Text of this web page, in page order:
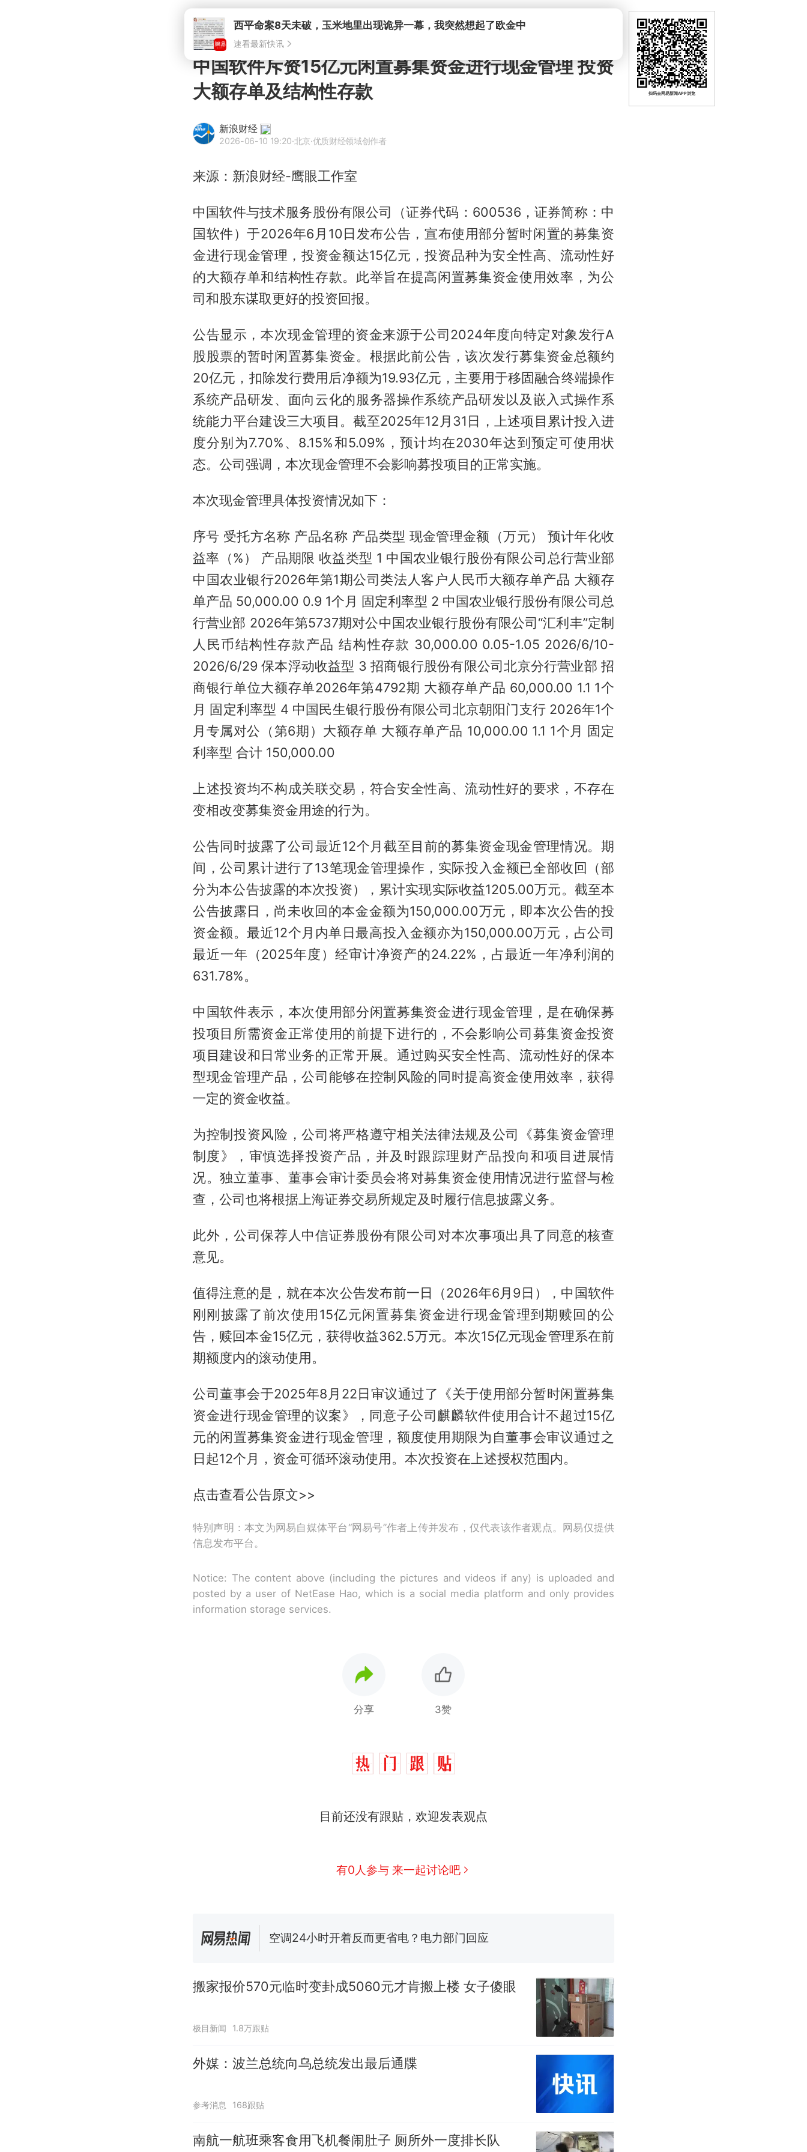
中国软件斥资15亿元闲置募集资金进行现金管理 投资
大额存单及结构性存款
新浪财经
2026-06-10 19:20·北京·优质财经领域创作者
来源：新浪财经-鹰眼工作室
中国软件与技术服务股份有限公司（证券代码：600536，证券简称：中
国软件）于2026年6月10日发布公告，宣布使用部分暂时闲置的募集资
金进行现金管理，投资金额达15亿元，投资品种为安全性高、流动性好
的大额存单和结构性存款。此举旨在提高闲置募集资金使用效率，为公
司和股东谋取更好的投资回报。
公告显示，本次现金管理的资金来源于公司2024年度向特定对象发行A
股股票的暂时闲置募集资金。根据此前公告，该次发行募集资金总额约
20亿元，扣除发行费用后净额为19.93亿元，主要用于移固融合终端操作
系统产品研发、面向云化的服务器操作系统产品研发以及嵌入式操作系
统能力平台建设三大项目。截至2025年12月31日，上述项目累计投入进
度分别为7.70%、8.15%和5.09%，预计均在2030年达到预定可使用状
态。公司强调，本次现金管理不会影响募投项目的正常实施。
本次现金管理具体投资情况如下：
序号 受托方名称 产品名称 产品类型 现金管理金额（万元） 预计年化收
益率（%） 产品期限 收益类型 1 中国农业银行股份有限公司总行营业部
中国农业银行2026年第1期公司类法人客户人民币大额存单产品 大额存
单产品 50,000.00 0.9 1个月 固定利率型 2 中国农业银行股份有限公司总
行营业部 2026年第5737期对公中国农业银行股份有限公司“汇利丰”定制
人民币结构性存款产品 结构性存款 30,000.00 0.05-1.05 2026/6/10-
2026/6/29 保本浮动收益型 3 招商银行股份有限公司北京分行营业部 招
商银行单位大额存单2026年第4792期 大额存单产品 60,000.00 1.1 1个
月 固定利率型 4 中国民生银行股份有限公司北京朝阳门支行 2026年1个
月专属对公（第6期）大额存单 大额存单产品 10,000.00 1.1 1个月 固定
利率型 合计 150,000.00
上述投资均不构成关联交易，符合安全性高、流动性好的要求，不存在
变相改变募集资金用途的行为。
公告同时披露了公司最近12个月截至目前的募集资金现金管理情况。期
间，公司累计进行了13笔现金管理操作，实际投入金额已全部收回（部
分为本公告披露的本次投资），累计实现实际收益1205.00万元。截至本
公告披露日，尚未收回的本金金额为150,000.00万元，即本次公告的投
资金额。最近12个月内单日最高投入金额亦为150,000.00万元，占公司
最近一年（2025年度）经审计净资产的24.22%，占最近一年净利润的
631.78%。
中国软件表示，本次使用部分闲置募集资金进行现金管理，是在确保募
投项目所需资金正常使用的前提下进行的，不会影响公司募集资金投资
项目建设和日常业务的正常开展。通过购买安全性高、流动性好的保本
型现金管理产品，公司能够在控制风险的同时提高资金使用效率，获得
一定的资金收益。
为控制投资风险，公司将严格遵守相关法律法规及公司《募集资金管理
制度》，审慎选择投资产品，并及时跟踪理财产品投向和项目进展情
况。独立董事、董事会审计委员会将对募集资金使用情况进行监督与检
查，公司也将根据上海证券交易所规定及时履行信息披露义务。
此外，公司保荐人中信证券股份有限公司对本次事项出具了同意的核查
意见。
值得注意的是，就在本次公告发布前一日（2026年6月9日），中国软件
刚刚披露了前次使用15亿元闲置募集资金进行现金管理到期赎回的公
告，赎回本金15亿元，获得收益362.5万元。本次15亿元现金管理系在前
期额度内的滚动使用。
公司董事会于2025年8月22日审议通过了《关于使用部分暂时闲置募集
资金进行现金管理的议案》，同意子公司麒麟软件使用合计不超过15亿
元的闲置募集资金进行现金管理，额度使用期限为自董事会审议通过之
日起12个月，资金可循环滚动使用。本次投资在上述授权范围内。
点击查看公告原文>>
特别声明：本文为网易自媒体平台“网易号”作者上传并发布，仅代表该作者观点。网易仅提供
信息发布平台。
Notice: The content above (including the pictures and videos if any) is uploaded and
posted by a user of NetEase Hao, which is a social media platform and only provides
information storage services.
分享 3赞
目前还没有跟贴，欢迎发表观点
有0人参与 来一起讨论吧
搬家报价570元，搬到楼下交5060元才肯搬上楼！女子傻眼
空调24小时开着反而更省电？电力部门回应
南航一航班疑向乘客发放西梅汁，致多名乘客在飞行途中排队上厕
所！乘客：机上100多人只有2个厕所；客服回应：并非每架飞机都
会发放西梅汁
那个在床头放菜刀的女孩，因老师一句“跟我回家”改写了人生
搬家报价570元临时变卦成5060元才肯搬上楼 女子傻眼
极目新闻 1.8万跟贴
外媒：波兰总统向乌总统发出最后通牒
参考消息 168跟贴
南航一航班乘客食用飞机餐闹肚子 厕所外一度排长队
扫码去网易新闻APP浏览